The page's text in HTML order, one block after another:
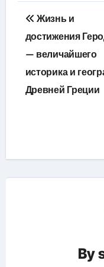
Навигация
по
записям
Жизнь и
достижения
— величайшего
историка и
Древней Греции
By